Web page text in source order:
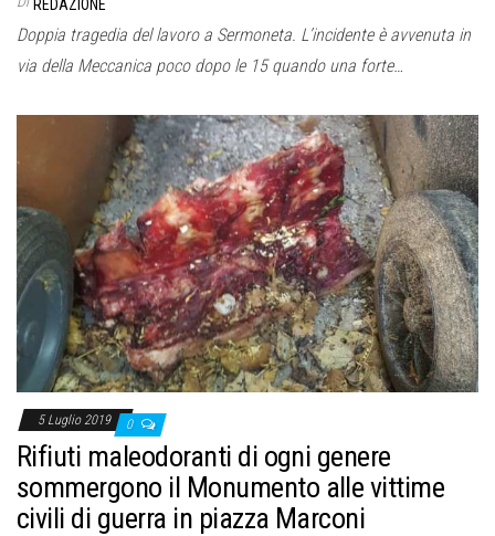
REDAZIONE
Doppia tragedia del lavoro a Sermoneta. L’incidente è avvenuta in
via della Meccanica poco dopo le 15 quando una forte…
5 Luglio 2019 0
Rifiuti maleodoranti di ogni genere
sommergono il Monumento alle vittime
civili di guerra in piazza Marconi